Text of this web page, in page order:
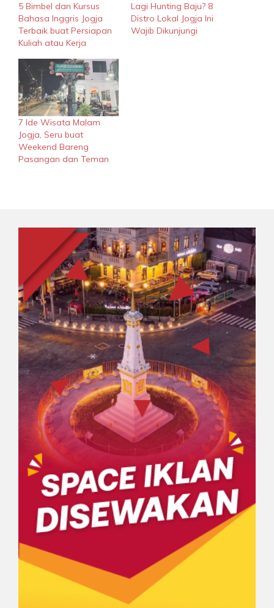
5 Bimbel dan Kursus
Bahasa Inggris Jogja
Terbaik buat Persiapan
Kuliah atau Kerja
Lagi Hunting Baju? 8
Distro Lokal Jogja Ini
Wajib Dikunjungi
7 Ide Wisata Malam
Jogja, Seru buat
Weekend Bareng
Pasangan dan Teman